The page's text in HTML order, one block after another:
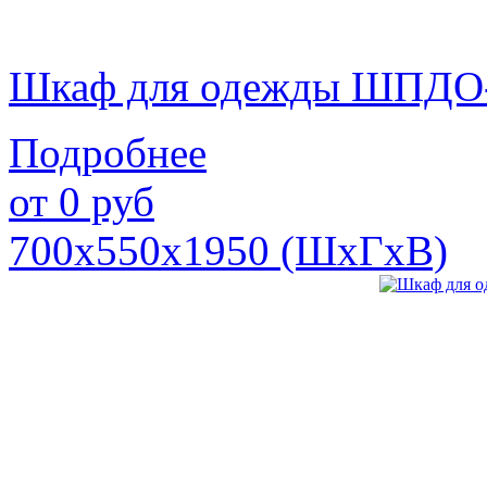
Шкаф для одежды
Подробнее
от 0 руб
700х550х1950 (ШхГхВ)